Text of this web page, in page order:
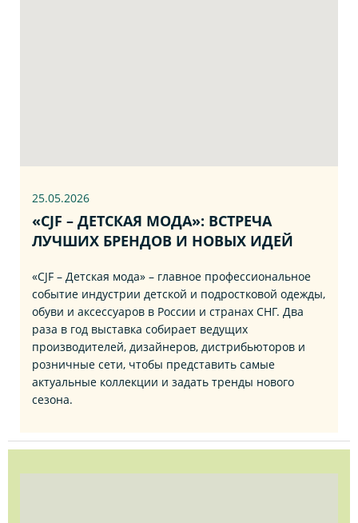
25.05.2026
«CJF – ДЕТСКАЯ МОДА»: ВСТРЕЧА
ЛУЧШИХ БРЕНДОВ И НОВЫХ ИДЕЙ
«CJF – Детская мода» – главное профессиональное
событие индустрии детской и подростковой одежды,
обуви и аксессуаров в России и странах СНГ. Два
раза в год выставка собирает ведущих
производителей, дизайнеров, дистрибьюторов и
розничные сети, чтобы представить самые
актуальные коллекции и задать тренды нового
сезона.